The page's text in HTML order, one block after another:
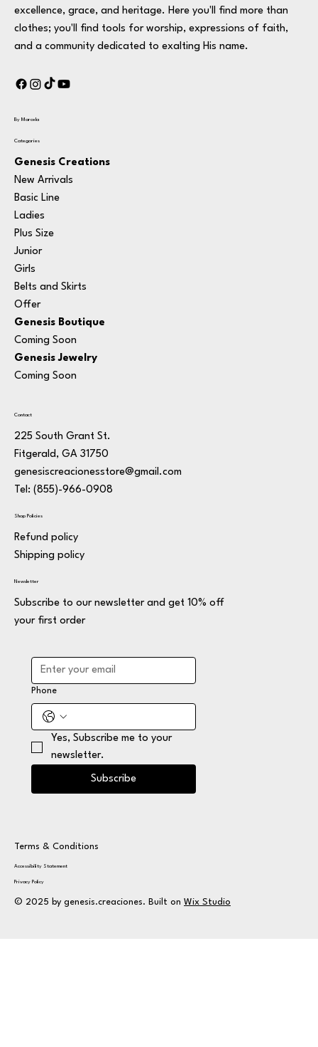
excellence, grace, and heritage. Here you'll find more than
clothes; you'll find tools for worship, expressions of faith,
and a community dedicated to exalting His name.
By Marcela
Categories
Genesis Creations
New Arrivals
Basic Line
Ladies
Plus Size
Junior
Girls
Belts and Skirts
Offer
Genesis Boutique
Coming Soon
Genesis Jewelry
Coming Soon
Contact
225 South Grant St.
Fitgerald, GA 31750
genesiscreacionesstore@gmail.com
Tel: (855)-966-0908
Shop Policies
Refund policy
Shipping policy
Newsletter
Subscribe to our newsletter and get 10% off
your first order
Phone
Yes, Subscribe me to your
newsletter.
Subscribe
Terms & Conditions
Privacy Policy
Accessibility Statement
© 2025 by genesis.creaciones. Built on Wix Studio